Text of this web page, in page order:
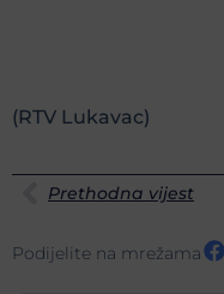
(RTV Lukavac)
Prethodna vijest
Podijelite na mrežama